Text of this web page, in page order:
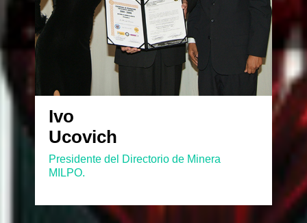
Ivo
Ucovich
Presidente del Directorio de Minera
MILPO.